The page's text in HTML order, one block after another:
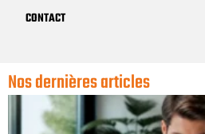
CONTACT
Nos dernières articles